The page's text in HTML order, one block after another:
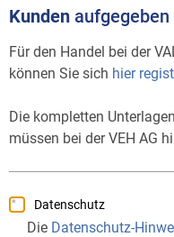
Kunden aufgegeben
Für den Handel bei der
können Sie sich hier
Die kompletten
müssen bei der VEH AG
Datenschutz
Die Datenschutz-